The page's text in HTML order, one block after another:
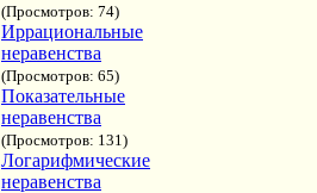
(Просмотров: 74)
Иррациональные
неравенства
(Просмотров: 65)
Показательные
неравенства
(Просмотров: 131)
Логарифмические
неравенства